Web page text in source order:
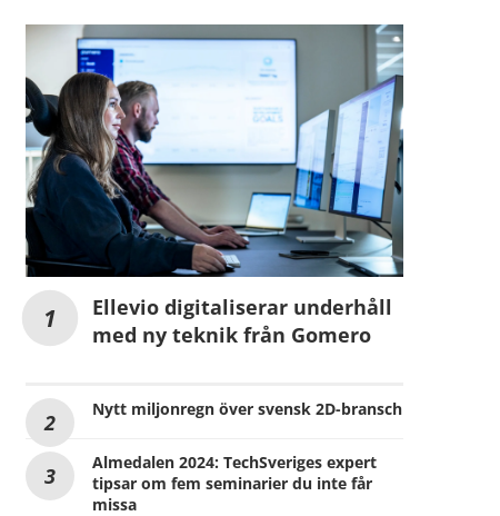
Ellevio digitaliserar underhåll
med ny teknik från Gomero
Nytt miljonregn över svensk 2D-bransch
Almedalen 2024: TechSveriges expert
tipsar om fem seminarier du inte får
missa